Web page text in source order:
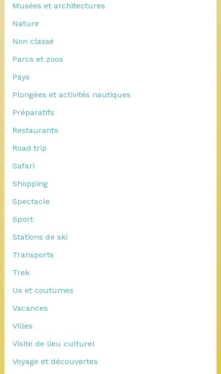
Musées et architectures
Nature
Non classé
Parcs et zoos
Pays
Plongées et activités nautiques
Préparatifs
Restaurants
Road trip
Safari
Shopping
Spectacle
Sport
Stations de ski
Transports
Trek
Us et coutumes
Vacances
Villes
Visite de lieu culturel
Voyage et découvertes